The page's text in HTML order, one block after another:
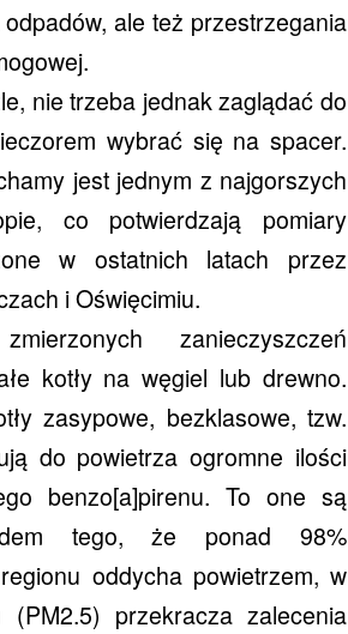
ale też przestrzegania
nie trzeba jednak zaglądać do
wybrać się na spacer.
jest jednym z najgorszych
co potwierdzają pomiary
w ostatnich latach przez
i Oświęcimiu.
zanieczyszczeń
kotły na węgiel lub drewno.
zasypowe, bezklasowe, tzw.
do powietrza ogromne ilości
benzo[a]pirenu. To one są
tego, że ponad 98%
oddycha powietrzem, w
(PM2.5) przekracza zalecenia